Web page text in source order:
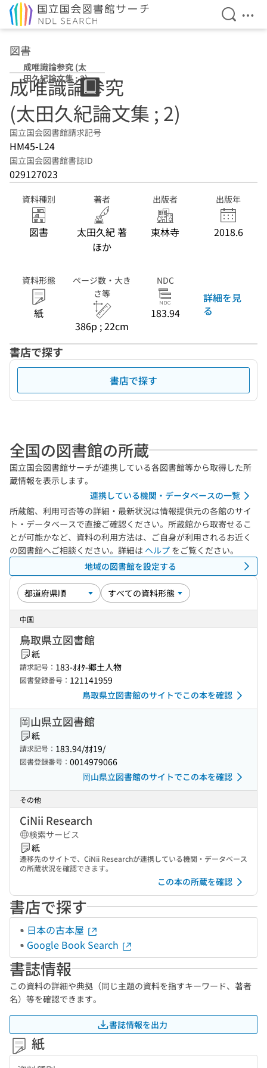
検索を
メ
図書
成唯識論参究 (太
田久紀論文集 ; 2)
成唯識論参究
(太田久紀論文集 ; 2)
国立国会図書館請求記号
HM45-L24
国立国会図書館書誌ID
029127023
資料種別
図書
著者
太田久紀 著
ほか
出版者
東林寺
出版年
2018.6
資料形態
紙
ページ数・大き
さ等
386p ; 22cm
NDC
183.94
詳細を見
る
書店で探す
書店で探す
全国の図書館の所蔵
国立国会図書館サーチが連携している各図書館等から取得した所
蔵情報を表示します。
連携している機関・データベースの一覧
所蔵館、利用可否等の詳細・最新状況は情報提供元の各館のサイ
ト・データベースで直接ご確認ください。所蔵館から取寄せるこ
とが可能かなど、資料の利用方法は、ご自身が利用されるお近く
の図書館へご相談ください。詳細は ヘルプ をご覧ください。
地域の図書館を設定する
中国
鳥取県立図書館
紙
請求記号： 183-ｵｵﾀ-郷土人物
図書登録番号： 121141959
鳥取県立図書館のサイトでこの本を確認
岡山県立図書館
紙
請求記号： 183.94/ｵｵ19/
図書登録番号： 0014979066
岡山県立図書館のサイトでこの本を確認
その他
CiNii Research
検索サービス
紙
遷移先のサイトで、CiNii Researchが連携している機関・データベース
の所蔵状況を確認できます。
この本の所蔵を確認
書店で探す
日本の古本屋
Google Book Search
書誌情報
この資料の詳細や典拠（同じ主題の資料を指すキーワード、著者
名）等を確認できます。
書誌情報を出力
紙